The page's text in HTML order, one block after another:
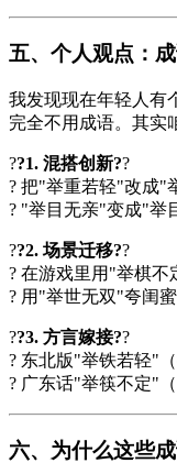
五、个人观点：
我发现现在年轻人
完全不用成语。其实
??1. 混搭创新??
? 把"举重若轻"改成"
? "举目无亲"变成"举
??2. 场景迁移??
? 在游戏里用"举棋
? 用"举世无双"夸闺
??3. 方言嫁接??
? 东北版"举铁若轻"
? 广东话"举筷不定"
六、为什么这些